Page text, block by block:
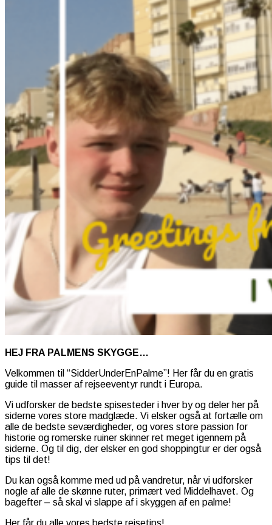
HEJ FRA PALMENS SKYGGE…
Velkommen til “SidderUnderEnPalme”! Her får du en gratis
guide til masser af rejseeventyr rundt i Europa.
Vi udforsker de bedste spisesteder i hver by og deler her på
siderne vores store madglæde. Vi elsker også at fortælle om
alle de bedste seværdigheder, og vores store passion for
historie og romerske ruiner skinner ret meget igennem på
siderne. Og til dig, der elsker en god shoppingtur er der også
tips til det!
Du kan også komme med ud på vandretur, når vi udforsker
nogle af alle de skønne ruter, primært ved Middelhavet. Og
bagefter – så skal vi slappe af i skyggen af en palme!
Her får du alle vores bedste rejsetips!